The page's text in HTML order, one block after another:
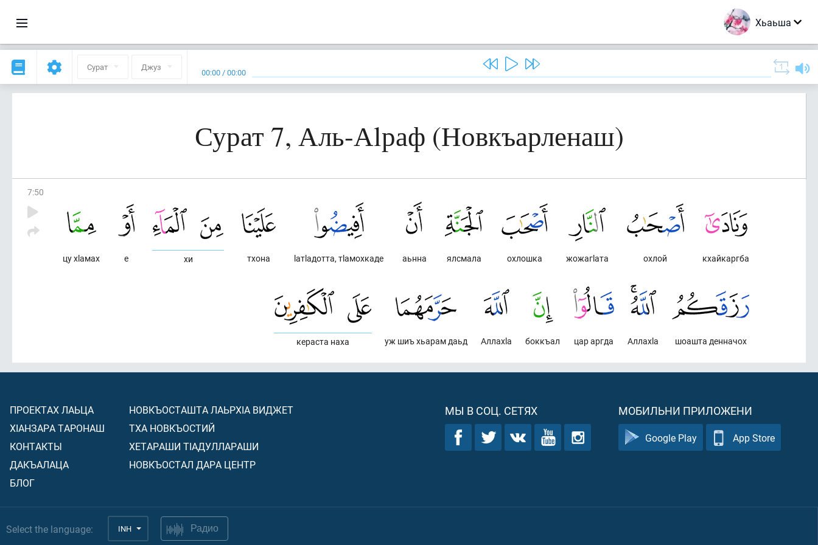
Хьаьша
Сурат Джуз 00:00 /00:00
Сурат 7, Аль-Аlраф (Новкъарленаш)
7:50
кхайкаргба
охлой
жожагlата
охлошка
ялсмала
аьнна
lатlадотта, тlамохкаде
тхона
хи
е
цу хlамах
шоашта денначох
Аллахlа
цар аргда
боккъал
Аллахlа
уж шиъ хьарам даьд
кераста наха
ПРОЕКТАХ ЛАЬЦА
ХIАНЗАРА ТАРОНАШ
КОНТАКТЫ
ДАКЪАЛАЦА
БЛОГ
НОВКЪОСТАШТА ЛАЬРХIА ВИДЖЕТ
ТХА НОВКЪОСТИЙ
ХЕТАРАШИ ТIАДУЛЛАРАШИ
НОВКЪОСТАЛ ДАРА ЦЕНТР
МЫ В СОЦ. СЕТЯХ МОБИЛЬНИ ПРИЛОЖЕНИ
Google Play App Store
Select the language: INH Радио